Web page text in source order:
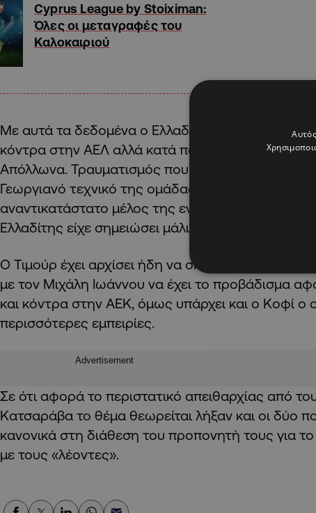
Cyprus League by Stoiximan:
Όλες οι μεταγραφές του
Καλοκαιριού
Με αυτά τα δεδομένα ο Ελλαδίτης δε θα είναι
κόντρα στην ΑΕΛ αλλά κατά πάσα πιθανότητα
Απόλλωνα. Τραυματισμός που ως λογικό φέρνει
Γεωργιανό τεχνικό της ομάδας καθώς ο
αναντικατάστατο μέλος της ενδεκάδας του
Ελλαδίτης είχε σημειώσει μάλιστα και δύο γκολ.
Ο Τιμούρ έχει αρχίσει ήδη να σκέφτεται πως θα
με τον Μιχάλη Ιωάννου να έχει το προβάδισμα
και κόντρα στην ΑΕΚ, όμως υπάρχει και ο Κοφί ο
περισσότερες εμπειρίες.
Advertisement
Σε ότι αφορά το περιστατικό απειθαρχίας από
Κατσαράβα το θέμα θεωρείται λήξαν και οι δύο
κανονικά στη διάθεση του προπονητή τους για το
με τους «λέοντες».